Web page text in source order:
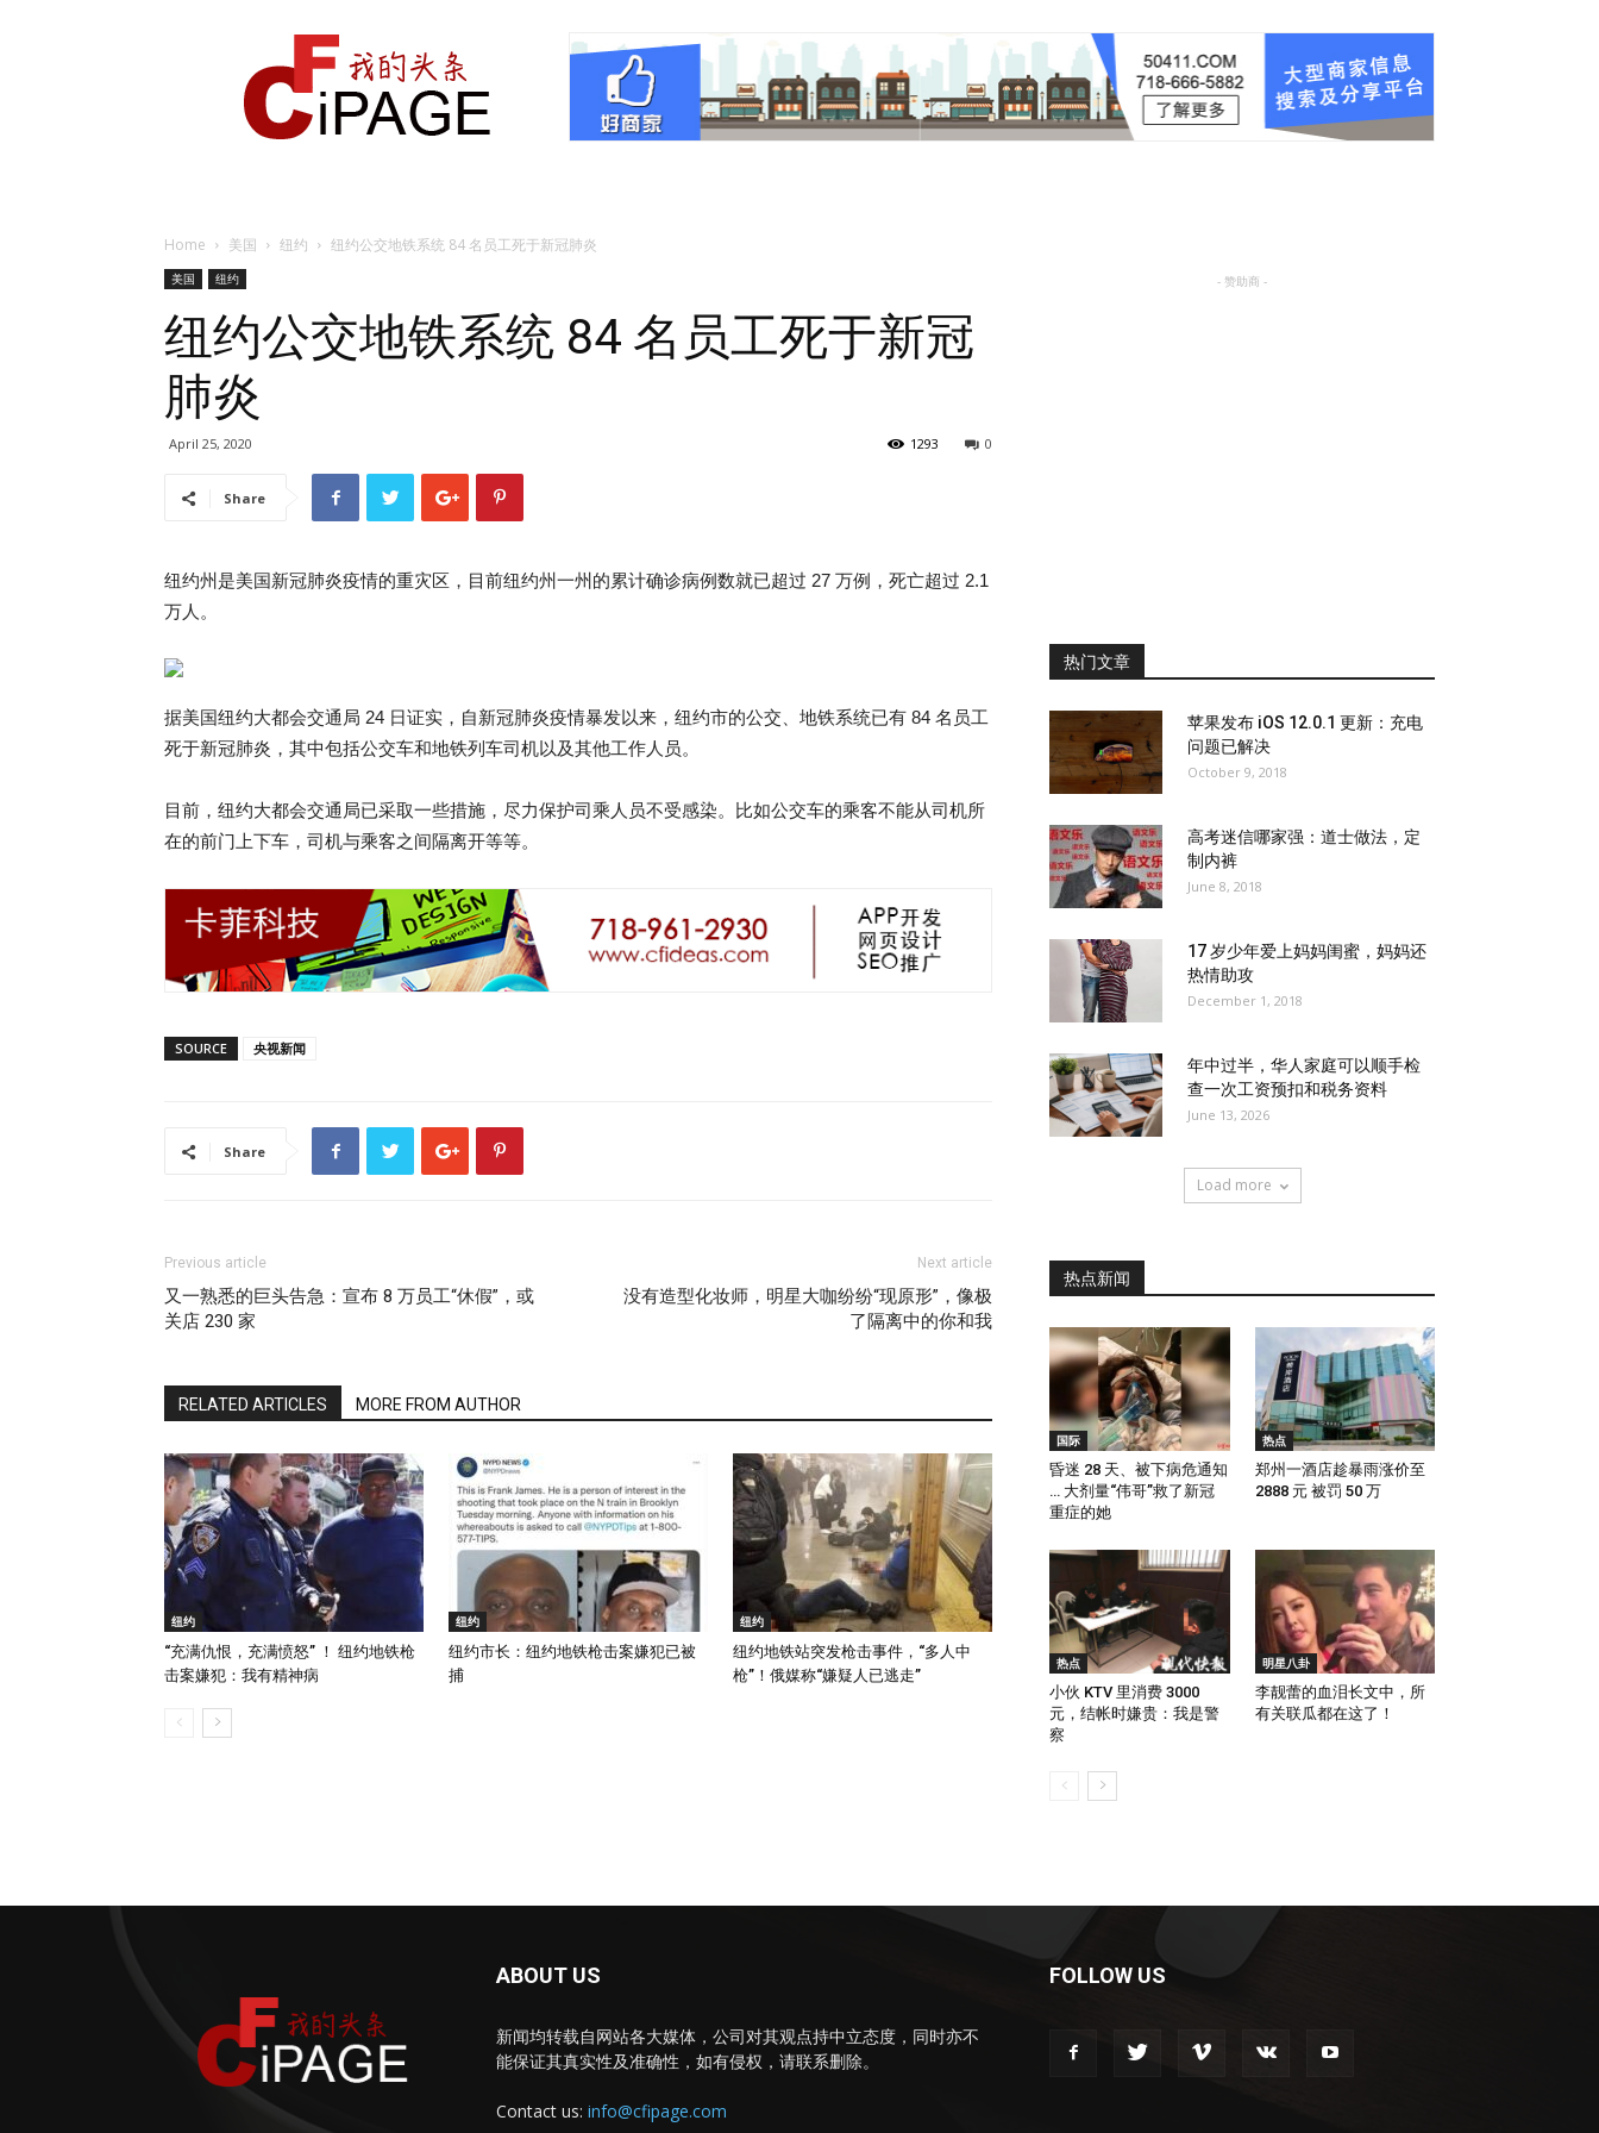
Home 美国 纽约 纽约公交地铁系统 84 名员工死于新冠肺炎
美国 纽约
纽约公交地铁系统 84 名员工死于新冠
肺炎
April 25, 2020 0
1293
Share
纽约州是美国新冠肺炎疫情的重灾区，目前纽约州一州的累计确诊病例数就已超过 27 万例，死亡超过 2.1
万人。
据美国纽约大都会交通局 24 日证实，自新冠肺炎疫情暴发以来，纽约市的公交、地铁系统已有 84 名员工
死于新冠肺炎，其中包括公交车和地铁列车司机以及其他工作人员。
目前，纽约大都会交通局已采取一些措施，尽力保护司乘人员不受感染。比如公交车的乘客不能从司机所
在的前门上下车，司机与乘客之间隔离开等等。
SOURCE 央视新闻
Share
Previous article
又一熟悉的巨头告急：宣布 8 万员工“休假”，或
关店 230 家
Next article
没有造型化妆师，明星大咖纷纷“现原形”，像极
了隔离中的你和我
RELATED ARTICLES MORE FROM AUTHOR
纽约
“充满仇恨，充满愤怒” ！ 纽约地铁枪
击案嫌犯：我有精神病
纽约
纽约市长：纽约地铁枪击案嫌犯已被
捕
纽约
纽约地铁站突发枪击事件，“多人中
枪”！俄媒称“嫌疑人已逃走”
- 赞助商 -
热门文章
苹果发布 iOS 12.0.1 更新：充电
问题已解决
October 9, 2018
高考迷信哪家强：道士做法，定
制内裤
June 8, 2018
17 岁少年爱上妈妈闺蜜，妈妈还
热情助攻
December 1, 2018
年中过半，华人家庭可以顺手检
查一次工资预扣和税务资料
June 13, 2026
Load more
热点新闻
国际
昏迷 28 天、被下病危通知
… 大剂量“伟哥”救了新冠
重症的她
热点
郑州一酒店趁暴雨涨价至
2888 元 被罚 50 万
热点
小伙 KTV 里消费 3000
元，结帐时嫌贵：我是警
察
明星八卦
李靓蕾的血泪长文中，所
有关联瓜都在这了！
ABOUT US
新闻均转载自网站各大媒体，公司对其观点持中立态度，同时亦不
能保证其真实性及准确性，如有侵权，请联系删除。
Contact us: info@cfipage.com
FOLLOW US